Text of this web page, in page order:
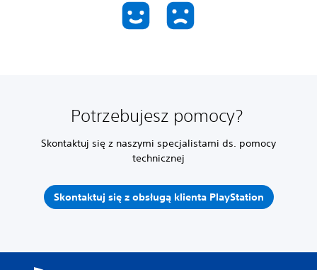
Potrzebujesz pomocy?
Skontaktuj się z naszymi specjalistami ds. pomocy
technicznej
Skontaktuj się z obsługą klienta PlayStation